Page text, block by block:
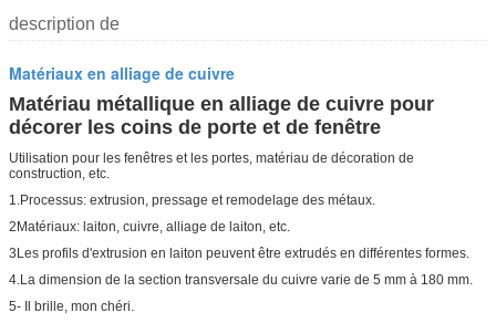
description de
Matériaux en alliage de cuivre
Matériau métallique en alliage de cuivre pour
décorer les coins de porte et de fenêtre
Utilisation pour les fenêtres et les portes, matériau de décoration de
construction, etc.
1.Processus: extrusion, pressage et remodelage des métaux.
2Matériaux: laiton, cuivre, alliage de laiton, etc.
3Les profils d'extrusion en laiton peuvent être extrudés en différentes formes.
4.La dimension de la section transversale du cuivre varie de 5 mm à 180 mm.
5- Il brille, mon chéri.